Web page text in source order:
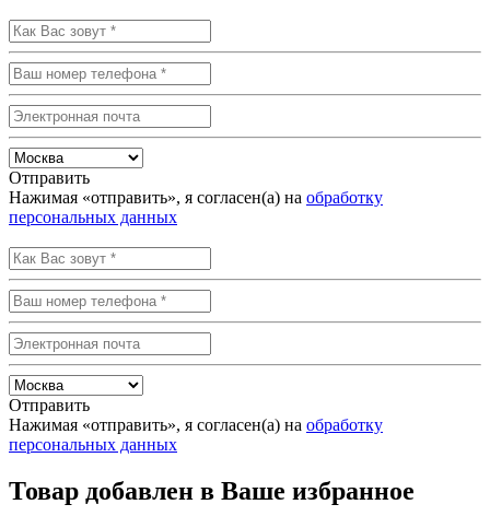
Отправить
Нажимая «отправить», я согласен(а) на обработку
персональных данных
Отправить
Нажимая «отправить», я согласен(а) на обработку
персональных данных
Товар добавлен в Ваше избранное